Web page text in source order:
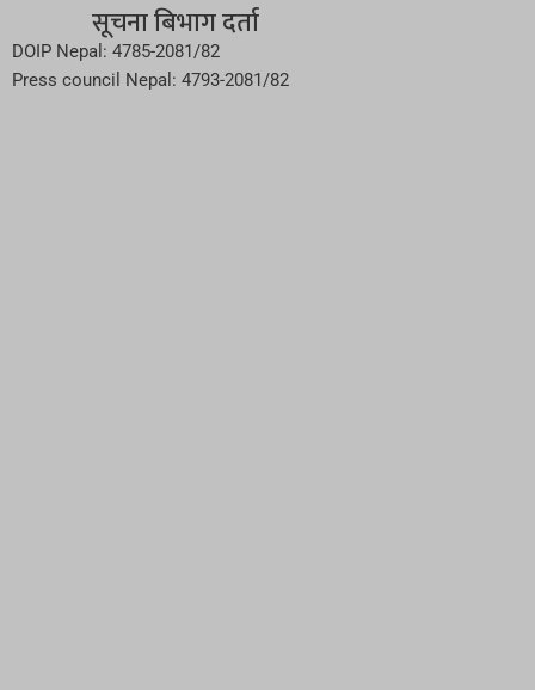
सूचना बिभाग दर्ता
DOIP Nepal: 4785-2081/82
Press council Nepal: 4793-2081/82